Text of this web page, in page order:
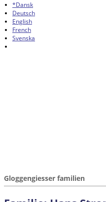
*Dansk
Deutsch
English
French
Svenska
Gloggengiesser familien